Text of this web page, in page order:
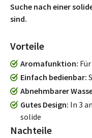
Suche nach einer
sind.
Vorteile
Aromafunktion
Einfach bedienbar
Abnehmbarer
Gutes Design In 3
solide
Nachteile